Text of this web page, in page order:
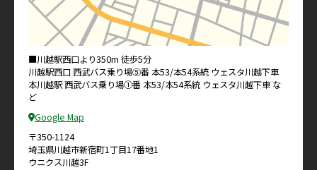
■川越駅西口より350m 徒歩5分
川越駅西口 西武バス乗り場⑤番 本53/本54系統 ウェスタ川越下車
本川越駅 西武バス乗り場①番 本53/本54系統 ウェスタ川越下車 な
ど
Google Map
〒350-1124
埼玉県川越市新宿町1丁目17番地1
ウニクス川越3F